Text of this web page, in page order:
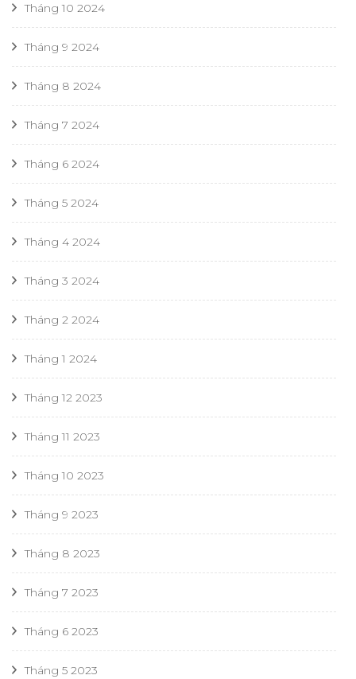
Tháng 10 2024
Tháng 9 2024
Tháng 8 2024
Tháng 7 2024
Tháng 6 2024
Tháng 5 2024
Tháng 4 2024
Tháng 3 2024
Tháng 2 2024
Tháng 1 2024
Tháng 12 2023
Tháng 11 2023
Tháng 10 2023
Tháng 9 2023
Tháng 8 2023
Tháng 7 2023
Tháng 6 2023
Tháng 5 2023